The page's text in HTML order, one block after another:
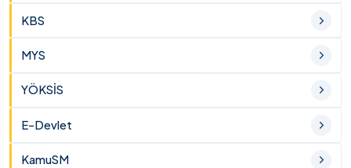
KBS
MYS
YÖKSİS
E-Devlet
KamuSM